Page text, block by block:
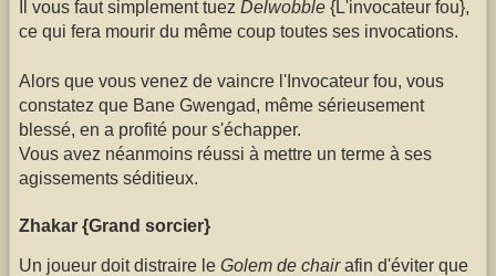
Il vous faut simplement tuez Delwobble {L'invocateur fou},
ce qui fera mourir du même coup toutes ses invocations.
Alors que vous venez de vaincre l'Invocateur fou, vous
constatez que Bane Gwengad, même sérieusement
blessé, en a profité pour s'échapper.
Vous avez néanmoins réussi à mettre un terme à ses
agissements séditieux.
Zhakar {Grand sorcier}
Un joueur doit distraire le Golem de chairafin d'éviter que